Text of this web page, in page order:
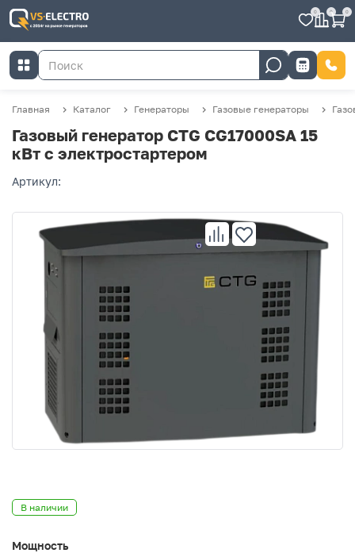
0 0 0
Главная Каталог Генераторы Газовые генераторы
Газовый генератор CTG CG17000SA 15
кВт с электростартером
Артикул:
В наличии
Мощность